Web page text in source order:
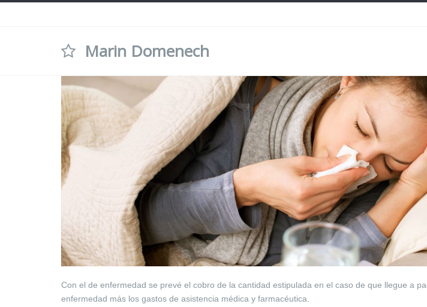
Marin Domenech
Con el de enfermedad se prevé el cobro de la cantidad estipulada en el caso de que llegue a
enfermedad más los gastos de asistencia médica y farmacéutica.